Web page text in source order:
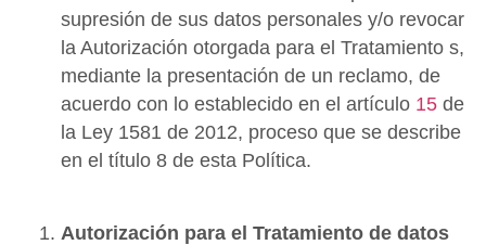
supresión de sus datos personales y/o revocar
la Autorización otorgada para el Tratamiento s,
mediante la presentación de un reclamo, de
acuerdo con lo establecido en el artículo 15 de
la Ley 1581 de 2012, proceso que se describe
en el título 8 de esta Política.
Autorización para el Tratamiento de datos